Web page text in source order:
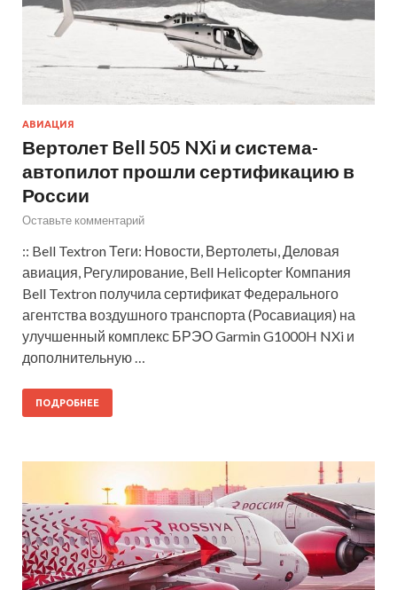
АВИАЦИЯ
Вертолет Bell 505 NXi и система-
автопилот прошли сертификацию в
России
Оставьте комментарий
:: Bell Textron Теги: Новости, Вертолеты, Деловая
авиация, Регулирование, Bell Helicopter Компания
Bell Textron получила сертификат Федерального
агентства воздушного транспорта (Росавиация) на
улучшенный комплекс БРЭО Garmin G1000H NXi и
дополнительную …
ПОДРОБНЕЕ